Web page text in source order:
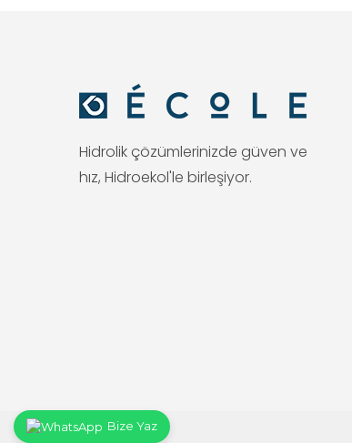
Hidrolik çözümlerinizde güven ve
hız, Hidroekol'le birleşiyor.
Bize Yaz